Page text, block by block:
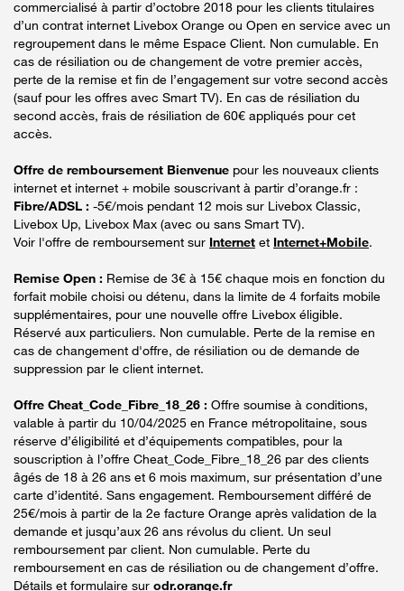
commercialisé à partir d’octobre 2018 pour les clients titulaires
d’un contrat internet Livebox Orange ou Open en service avec un
regroupement dans le même Espace Client. Non cumulable. En
cas de résiliation ou de changement de votre premier accès,
perte de la remise et fin de l’engagement sur votre second accès
(sauf pour les offres avec Smart TV). En cas de résiliation du
second accès, frais de résiliation de 60€ appliqués pour cet
accès.
Offre de remboursement Bienvenue pour les nouveaux clients
internet et internet + mobile souscrivant à partir d’orange.fr :
Fibre/ADSL : -5€/mois pendant 12 mois sur Livebox Classic,
Livebox Up, Livebox Max (avec ou sans Smart TV).
Voir l'offre de remboursement sur Internet et Internet+Mobile.
Remise Open : Remise de 3€ à 15€ chaque mois en fonction du
forfait mobile choisi ou détenu, dans la limite de 4 forfaits mobile
supplémentaires, pour une nouvelle offre Livebox éligible.
Réservé aux particuliers. Non cumulable. Perte de la remise en
cas de changement d'offre, de résiliation ou de demande de
suppression par le client internet.
Offre Cheat_Code_Fibre_18_26 : Offre soumise à conditions,
valable à partir du 10/04/2025 en France métropolitaine, sous
réserve d’éligibilité et d’équipements compatibles, pour la
souscription à l’offre Cheat_Code_Fibre_18_26 par des clients
âgés de 18 à 26 ans et 6 mois maximum, sur présentation d’une
carte d’identité. Sans engagement. Remboursement différé de
25€/mois à partir de la 2e facture Orange après validation de la
demande et jusqu’aux 26 ans révolus du client. Un seul
remboursement par client. Non cumulable. Perte du
remboursement en cas de résiliation ou de changement d’offre.
Détails et formulaire sur odr.orange.fr